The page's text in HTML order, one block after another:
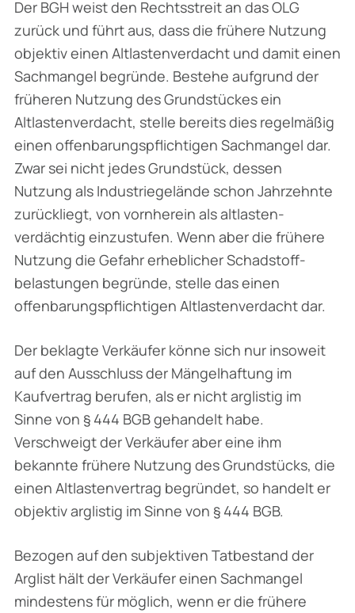
Der BGH weist den Rechtsstreit an das OLG
zurück und führt aus, dass die frühere Nutzung
objektiv einen Altlastenverdacht und damit einen
Sachmangel begründe. Bestehe aufgrund der
früheren Nutzung des Grundstückes ein
Altlastenverdacht, stelle bereits dies regelmäßig
einen offenbarungspflichtigen Sachmangel dar.
Zwar sei nicht jedes Grundstück, dessen
Nutzung als Industriegelände schon Jahrzehnte
zurückliegt, von vornherein als altlasten­
verdächtig einzustufen. Wenn aber die frühere
Nutzung die Gefahr erheblicher Schadstoff­
belastungen begründe, stelle das einen
offenbarungspflichtigen Altlastenverdacht dar.
Der beklagte Verkäufer könne sich nur insoweit
auf den Ausschluss der Mängelhaftung im
Kaufvertrag berufen, als er nicht arglistig im
Sinne von § 444 BGB gehandelt habe.
Verschweigt der Verkäufer aber eine ihm
bekannte frühere Nutzung des Grundstücks, die
einen Altlastenvertrag begründet, so handelt er
objektiv arglistig im Sinne von § 444 BGB.
Bezogen auf den subjektiven Tatbestand der
Arglist hält der Verkäufer einen Sachmangel
mindestens für möglich, wenn er die frühere